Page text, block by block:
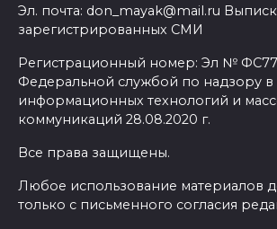
Эл. почта: don_mayak@mail.ru
зарегистрированных СМИ
Регистрационный номер: Эл №
Федеральной службой по надзору в
информационных технологий и
коммуникаций 28.08.2020 г.
Все права защищены.
Любое использование материалов
только с письменного согласия